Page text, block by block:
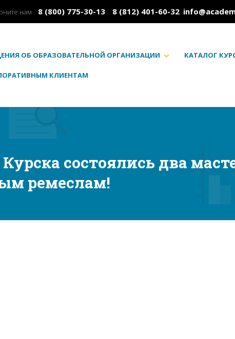
нам 8 (800) 775-30-13 8 (812) 401-60-32
ОБ ОБРАЗОВАТЕЛЬНОЙ ОРГАНИЗАЦИИ КАТАЛОГ
КЛИЕНТАМ
состоялись два
ремеслам!